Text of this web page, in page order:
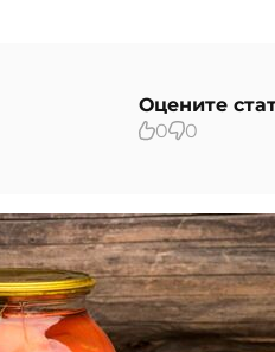
Оцените
0
0